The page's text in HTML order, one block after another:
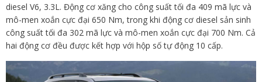
diesel V6, 3.3L. Động cơ xăng cho công suất tối đa 409 mã lực và
mô-men xoắn cực đại 650 Nm, trong khi động cơ diesel sản sinh
công suất tối đa 302 mã lực và mô-men xoắn cực đại 700 Nm. Cả
hai động cơ đều được kết hợp với hộp số tự động 10 cấp.